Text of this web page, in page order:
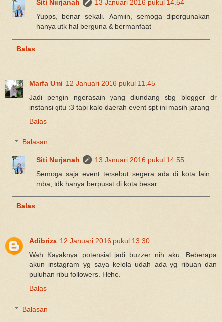
Siti Nurjanah
13 Januari 2016 pukul 14.54
Yupps, benar sekali. Aamiin, semoga dipergunakan
hanya utk hal berguna & bermanfaat
Balas
Marfa Umi 12 Januari 2016 pukul 11.45
Jadi pengin ngerasain yang diundang sbg blogger dr
instansi gitu :3 tapi kalo daerah event spt ini masih jarang
Balas
Balasan
Siti Nurjanah
13 Januari 2016 pukul 14.55
Semoga saja event tersebut segera ada di kota lain
mba, tdk hanya berpusat di kota besar
Balas
Adibriza 12 Januari 2016 pukul 13.30
Wah Kayaknya potensial jadi buzzer nih aku. Beberapa
akun instagram yg saya kelola udah ada yg ribuan dan
puluhan ribu followers. Hehe.
Balas
Balasan